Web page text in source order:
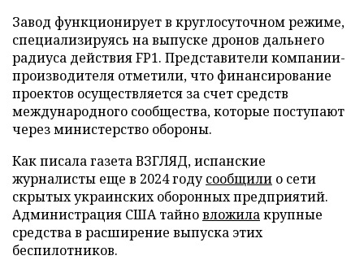
Завод функционирует в круглосуточном режиме,
специализируясь на выпуске дронов дальнего
радиуса действия FP1. Представители компании-
производителя отметили, что финансирование
проектов осуществляется за счет средств
международного сообщества, которые поступают
через министерство обороны.
Как писала газета ВЗГЛЯД, испанские
журналисты еще в 2024 годусообщили о сети
скрытых украинских оборонных предприятий.
Администрация США тайновложилакрупные
средства в расширение выпуска этих
беспилотников.